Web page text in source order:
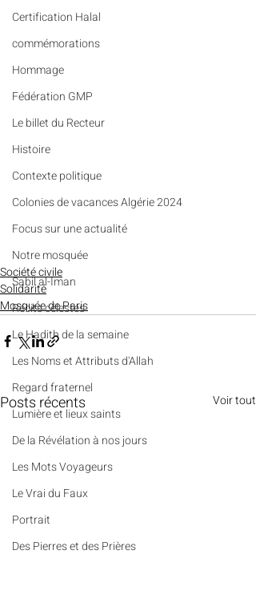
Certification Halal
commémorations
Hommage
Fédération GMP
Le billet du Recteur
Histoire
Contexte politique
Colonies de vacances Algérie 2024
​​Focus sur une actualité
Notre mosquée
Sabil al-Iman
Récits célestes
Le Hadith de la semaine
Les Noms et Attributs d'Allah
Regard fraternel
Lumière et lieux saints
De la Révélation à nos jours
Les Mots Voyageurs
Le Vrai du Faux
Portrait
Des Pierres et des Prières
Société civile
Solidarité
Mosquée de Paris
Posts récents Voir tout